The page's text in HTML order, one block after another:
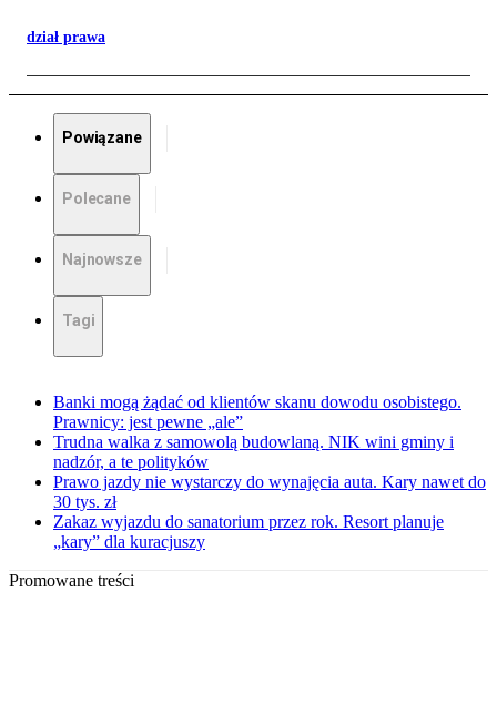
dział prawa
Powiązane
Polecane
Najnowsze
Tagi
Banki mogą żądać od klientów skanu dowodu osobistego.
Prawnicy: jest pewne „ale”
Trudna walka z samowolą budowlaną. NIK wini gminy i
nadzór, a te polityków
Prawo jazdy nie wystarczy do wynajęcia auta. Kary nawet do
30 tys. zł
Zakaz wyjazdu do sanatorium przez rok. Resort planuje
„kary” dla kuracjuszy
Promowane treści